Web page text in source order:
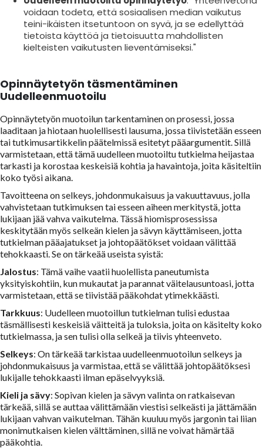
voidaan todeta, että sosiaalisen median vaikutus
teini-ikäisten itsetuntoon on syvä, ja se edellyttää
tietoista käyttöä ja tietoisuutta mahdollisten
kielteisten vaikutusten lieventämiseksi."
Opinnäytetyön täsmentäminen
Uudelleenmuotoilu
Opinnäytetyön muotoilun tarkentaminen on prosessi, jossa
laaditaan ja hiotaan huolellisesti lausuma, jossa tiivistetään esseen
tai tutkimusartikkelin päätelmissä esitetyt pääargumentit. Sillä
varmistetaan, että tämä uudelleen muotoiltu tutkielma heijastaa
tarkasti ja korostaa keskeisiä kohtia ja havaintoja, joita käsiteltiin
koko työsi aikana.
Tavoitteena on selkeys, johdonmukaisuus ja vakuuttavuus, jolla
vahvistetaan tutkimuksen tai esseen aiheen merkitystä, jotta
lukijaan jää vahva vaikutelma. Tässä hiomisprosessissa
keskitytään myös selkeän kielen ja sävyn käyttämiseen, jotta
tutkielman pääajatukset ja johtopäätökset voidaan välittää
tehokkaasti. Se on tärkeää useista syistä:
Jalostus: Tämä vaihe vaatii huolellista paneutumista
yksityiskohtiin, kun mukautat ja parannat väitelausuntoasi, jotta
varmistetaan, että se tiivistää pääkohdat ytimekkäästi.
Tarkkuus: Uudelleen muotoillun tutkielman tulisi edustaa
täsmällisesti keskeisiä väitteitä ja tuloksia, joita on käsitelty koko
tutkielmassa, ja sen tulisi olla selkeä ja tiivis yhteenveto.
Selkeys: On tärkeää tarkistaa uudelleenmuotoilun selkeys ja
johdonmukaisuus ja varmistaa, että se välittää johtopäätöksesi
lukijalle tehokkaasti ilman epäselvyyksiä.
Kieli ja sävy: Sopivan kielen ja sävyn valinta on ratkaisevan
tärkeää, sillä se auttaa välittämään viestisi selkeästi ja jättämään
lukijaan vahvan vaikutelman. Tähän kuuluu myös jargonin tai liian
monimutkaisen kielen välttäminen, sillä ne voivat hämärtää
pääkohtia.